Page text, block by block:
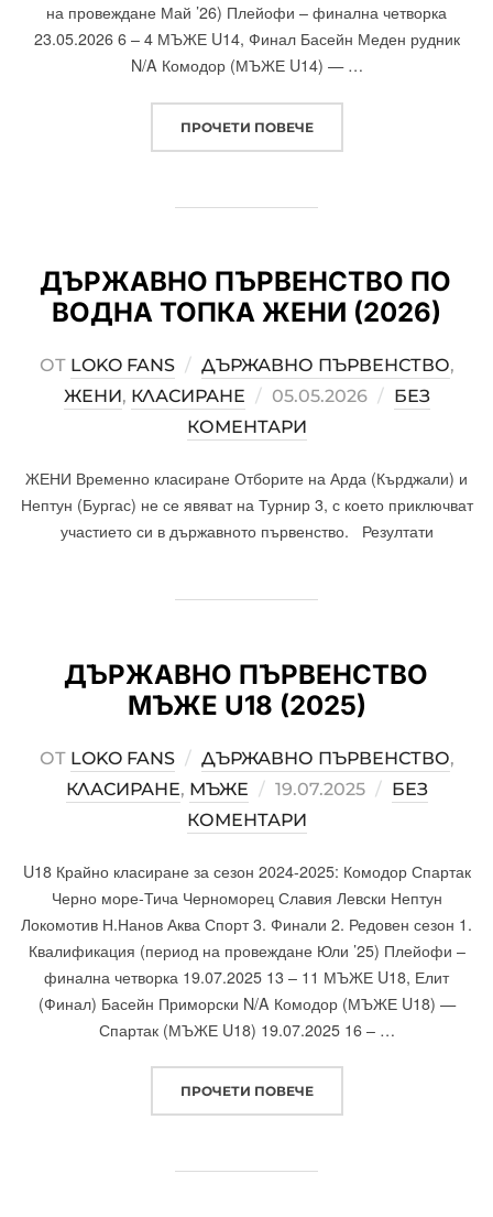
на провеждане Май ’26) Плейофи – финална четворка
23.05.2026 6 – 4 МЪЖЕ U14, Финал Басейн Меден рудник
N/A Комодор (МЪЖЕ U14) — …
ПРОЧЕТИ ПОВЕЧЕ„ДЪРЖАВНО
ДЪРЖАВНО ПЪРВЕНСТВО ПО
ВОДНА ТОПКА ЖЕНИ (2026)
ОТ LOKO FANS ДЪРЖАВНО ПЪРВЕНСТВО,
ЖЕНИ, КЛАСИРАНЕ
POSTED
ON
05.05.2026
БЕЗ
КОМЕНТАРИ
ЖЕНИ Временно класиране Отборите на Арда (Кърджали) и
Нептун (Бургас) не се явяват на Турнир 3, с което приключват
участието си в държавното първенство. Резултати
ДЪРЖАВНО ПЪРВЕНСТВО
МЪЖЕ U18 (2025)
ОТ LOKO FANS ДЪРЖАВНО ПЪРВЕНСТВО,
КЛАСИРАНЕ, МЪЖЕ
POSTED
ON
19.07.2025
БЕЗ
КОМЕНТАРИ
U18 Крайно класиране за сезон 2024-2025: Комодор Спартак
Черно море-Тича Черноморец Славия Левски Нептун
Локомотив Н.Нанов Аква Спорт 3. Финали 2. Редовен сезон 1.
Квалификация (период на провеждане Юли ’25) Плейофи –
финална четворка 19.07.2025 13 – 11 МЪЖЕ U18, Елит
(Финал) Басейн Приморски N/A Комодор (МЪЖЕ U18) —
Спартак (МЪЖЕ U18) 19.07.2025 16 – …
ПРОЧЕТИ ПОВЕЧЕ„ДЪРЖАВНО